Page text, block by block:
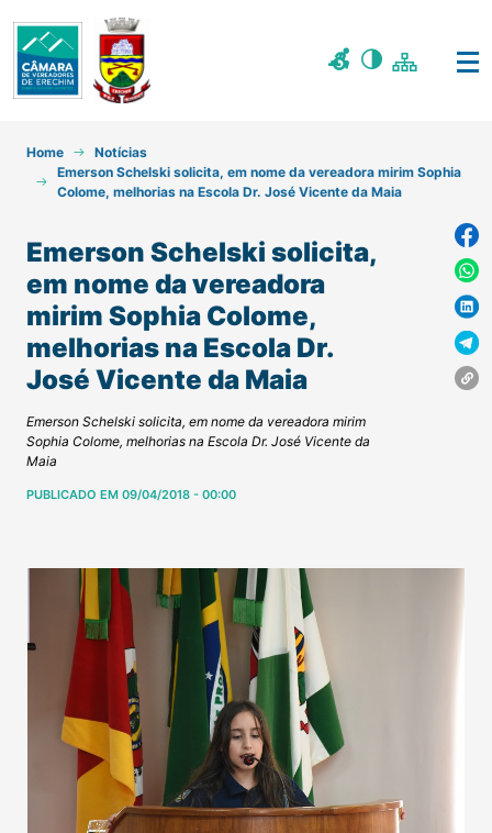
Home
Notícias
Emerson Schelski solicita, em nome da vereadora mirim Sophia
Colome, melhorias na Escola Dr. José Vicente da Maia
Emerson Schelski solicita,
em nome da vereadora
mirim Sophia Colome,
melhorias na Escola Dr.
José Vicente da Maia
Emerson Schelski solicita, em nome da vereadora mirim
Sophia Colome, melhorias na Escola Dr. José Vicente da
Maia
PUBLICADO EM 09/04/2018 - 00:00